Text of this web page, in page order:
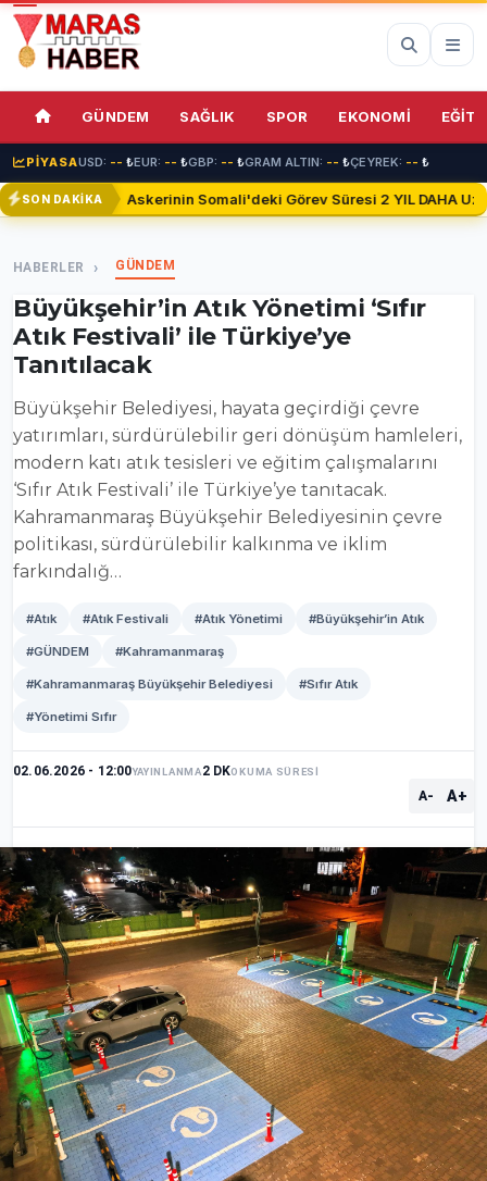
GÜNDEM SAĞLIK SPOR EKONOMİ
PİYASAUSD: -- ₺EUR: -- ₺GBP: -- ₺GRAM ALTIN: -- ₺ÇEYREK: -- ₺
SON DAKİKATürk Askerinin Somali'deki Görev Süresi 2 YIL DAHA
75%
HABERLER GÜNDEM
Büyükşehir’in Atık Yönetimi ‘Sıfır
Atık Festivali’ ile Türkiye’ye
Tanıtılacak
Büyükşehir Belediyesi, hayata geçirdiği çevre
yatırımları, sürdürülebilir geri dönüşüm hamleleri,
modern katı atık tesisleri ve eğitim çalışmalarını
‘Sıfır Atık Festivali’ ile Türkiye’ye tanıtacak.
Kahramanmaraş Büyükşehir Belediyesinin çevre
politikası, sürdürülebilir kalkınma ve iklim
farkındalığ…
#Atık #Atık Festivali #Atık Yönetimi #Büyükşehir’in Atık
#GÜNDEM #Kahramanmaraş
#Kahramanmaraş Büyükşehir Belediyesi #Sıfır Atık
#Yönetimi Sıfır
02.06.2026 - 12:00YAYINLANMA2 DKOKUMA SÜRESİ
A- A+